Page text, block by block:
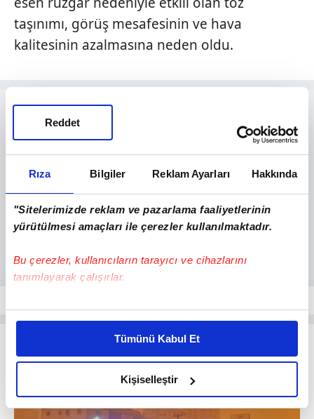
Rıza Bilgiler Reklam Ayarları Hakkında
"Sitelerimizde reklam ve pazarlama faaliyetlerinin
yürütülmesi amaçları ile çerezler kullanılmaktadır.
Bu çerezler, kullanıcıların tarayıcı ve cihazlarını
tanımlayarak çalışırlar.
Bu çerezlere izin vermeniz halinde sizlere özel
daha iyi reklam deneyimi yaşatabiliriz. Bunu yaparken
amacımızın size daha iyi bir reklam deneyimi sunmak
olduğunu ve sizlere en iyi içerikleri sunabilmek adına
elimizden gelen çabayı gösterdiğimizi ve bu noktada,
reklamların maliyetlerimizi karşılamak noktasında tek gelir
Tümünü Kabul Et
Kişiselleştir
Reddet
taşınımı, görüş mesafesinin ve hava
kalitesinin azalmasına neden oldu.